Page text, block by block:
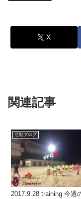
X
関連記事
活動ブログ
2017.9.28 training 今週